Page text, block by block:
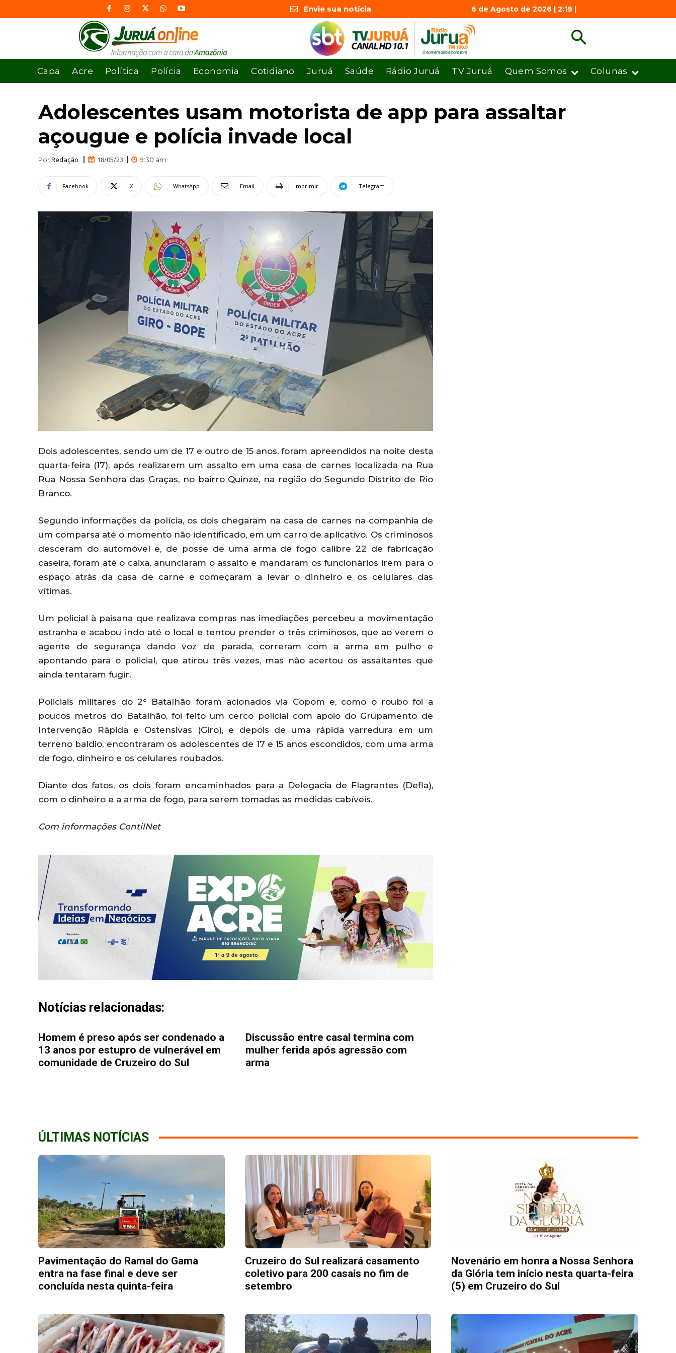
Envie sua notícia 6 de Agosto de 2026 | 2:19 |
Capa Acre Política Polícia Economia Cotidiano Juruá Saúde Rádio Juruá TV Juruá Quem Somos Colunas
Adolescentes usam motorista de app para assaltar
açougue e polícia invade local
PorRedação 18/05/23 9:30 am
Facebook X WhatsApp Email Imprimir Telegram
Dois adolescentes, sendo um de 17 e outro de 15 anos, foram apreendidos na noite desta
quarta-feira (17), após realizarem um assalto em uma casa de carnes localizada na Rua
Rua Nossa Senhora das Graças, no bairro Quinze, na região do Segundo Distrito de Rio
Branco.
Segundo informações da polícia, os dois chegaram na casa de carnes na companhia de
um comparsa até o momento não identificado, em um carro de aplicativo. Os criminosos
desceram do automóvel e, de posse de uma arma de fogo calibre 22 de fabricação
caseira, foram até o caixa, anunciaram o assalto e mandaram os funcionários irem para o
espaço atrás da casa de carne e começaram a levar o dinheiro e os celulares das
vítimas.
Um policial à paisana que realizava compras nas imediações percebeu a movimentação
estranha e acabou indo até o local e tentou prender o três criminosos, que ao verem o
agente de segurança dando voz de parada, correram com a arma em pulho e
apontando para o policial, que atirou três vezes, mas não acertou os assaltantes que
ainda tentaram fugir.
Policiais militares do 2° Batalhão foram acionados via Copom e, como o roubo foi a
poucos metros do Batalhão, foi feito um cerco policial com apoio do Grupamento de
Intervenção Rápida e Ostensivas (Giro), e depois de uma rápida varredura em um
terreno baldio, encontraram os adolescentes de 17 e 15 anos escondidos, com uma arma
de fogo, dinheiro e os celulares roubados.
Diante dos fatos, os dois foram encaminhados para a Delegacia de Flagrantes (Defla),
com o dinheiro e a arma de fogo, para serem tomadas as medidas cabíveis.
Com informações ContilNet
Notícias relacionadas:
Homem é preso após ser condenado a
13 anos por estupro de vulnerável em
comunidade de Cruzeiro do Sul
Discussão entre casal termina com
mulher ferida após agressão com
arma
ÚLTIMAS NOTÍCIAS
Pavimentação do Ramal do Gama
entra na fase final e deve ser
concluída nesta quinta-feira
Cruzeiro do Sul realizará casamento
coletivo para 200 casais no fim de
setembro
Novenário em honra a Nossa Senhora
da Glória tem início nesta quarta-feira
(5) em Cruzeiro do Sul